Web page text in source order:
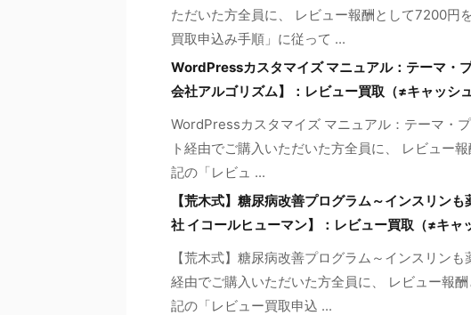
ただいた方全員に、 レビュー報酬として7200円
買取申込み手順」に従って ...
WordPressカスタマイズ マニュアル：テーマ・
会社アルゴリズム】：レビュー買取（≠キャッシュ
WordPressカスタマイズ マニュアル：テーマ・
ト経由でご購入いただいた方全員に、 レビュー
記の「レビュ ...
【荒木式】糖尿病改善プログラム～インスリン
社 イコールヒューマン】：レビュー買取（≠キャ
【荒木式】糖尿病改善プログラム～インスリン
経由でご購入いただいた方全員に、 レビュー報
記の「レビュー買取申込 ...